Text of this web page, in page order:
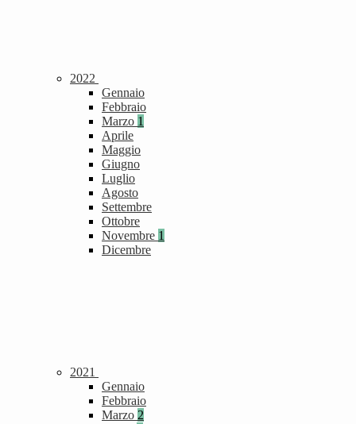
2022
Gennaio
Febbraio
Marzo 1
Aprile
Maggio
Giugno
Luglio
Agosto
Settembre
Ottobre
Novembre 1
Dicembre
2021
Gennaio
Febbraio
Marzo 2